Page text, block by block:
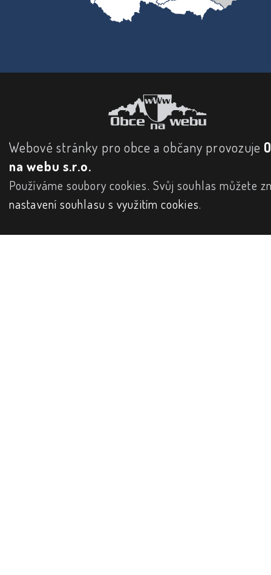
Webové stránky pro obce a občany provozuje
na webu s.r.o.
Používáme soubory cookies. Svůj souhlas můžete
nastavení souhlasu s využitím cookies.